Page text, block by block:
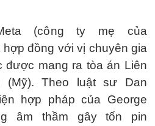
(công ty mẹ của
đồng với vị chuyên gia
được mang ra tòa án Liên
(Mỹ). Theo luật sư Dan
hợp pháp của George
âm thầm gây tốn pin